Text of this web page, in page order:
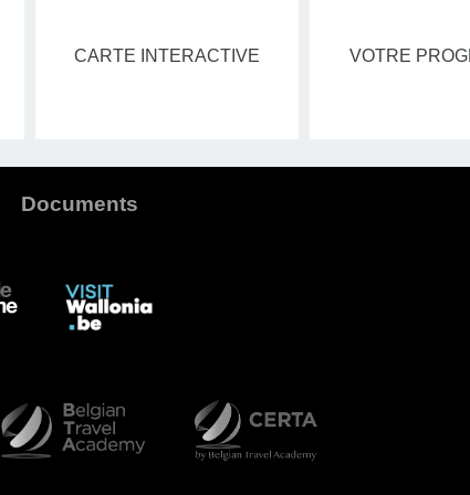
CARTE INTERACTIVE VOTRE
Documents